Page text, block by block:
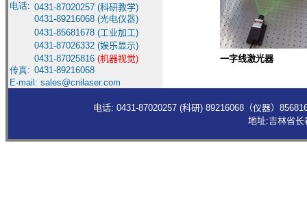
电话: 0431-87020257 (科研教学)
0431-89216068 (光电仪器)
0431-85681678 (工业加工)
0431-87026332 (娱乐显示)
0431-87025816 (机器视觉)
传真: 0431-89216068
E-mail: sales@cnilaser.com
一字线激光器
电话: 0431-87020257 (科研) 89216068（仪器）
地址:吉林省